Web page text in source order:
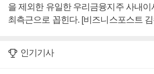
을 제외한 유일한 우리금융지주 사내이
최측근으로 꼽힌다. [비즈니스포스트
인기기사